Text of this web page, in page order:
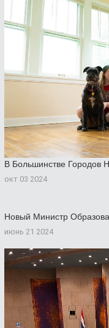
В Большинстве Городов
окт 03 2024
Новый Министр
июнь 21 2024